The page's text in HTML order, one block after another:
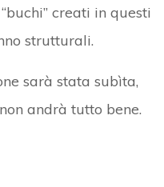
creati in questi
strutturali.
sarà stata subìta,
andrà tutto bene.